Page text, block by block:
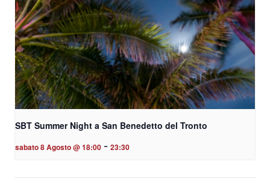
SBT Summer Night a San Benedetto del Tronto
sabato 8 Agosto @ 18:00 - 23:30